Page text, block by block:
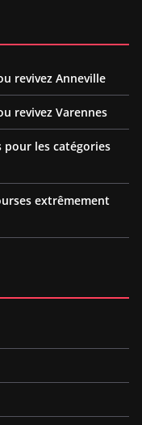
revivez Anneville
revivez Varennes
pour les catégories
extrêmement